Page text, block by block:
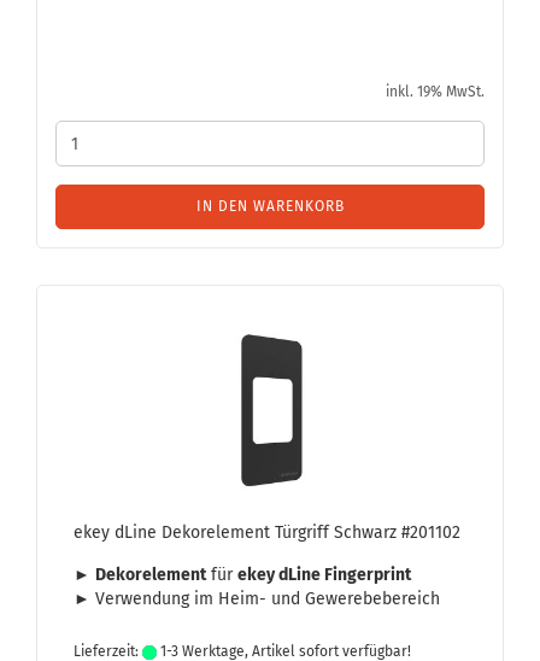
inkl. 19% MwSt.
IN DEN WARENKORB
ekey dLine De­kor­ele­ment Tür­griff Schwarz #201102
► De­kor­ele­mentfürekey dLine Fin­ger­print
► Ver­wen­dung im Heim- und Ge­we­re­be­be­reich
Lieferzeit:
1-3 Werktage, Artikel sofort verfügbar!